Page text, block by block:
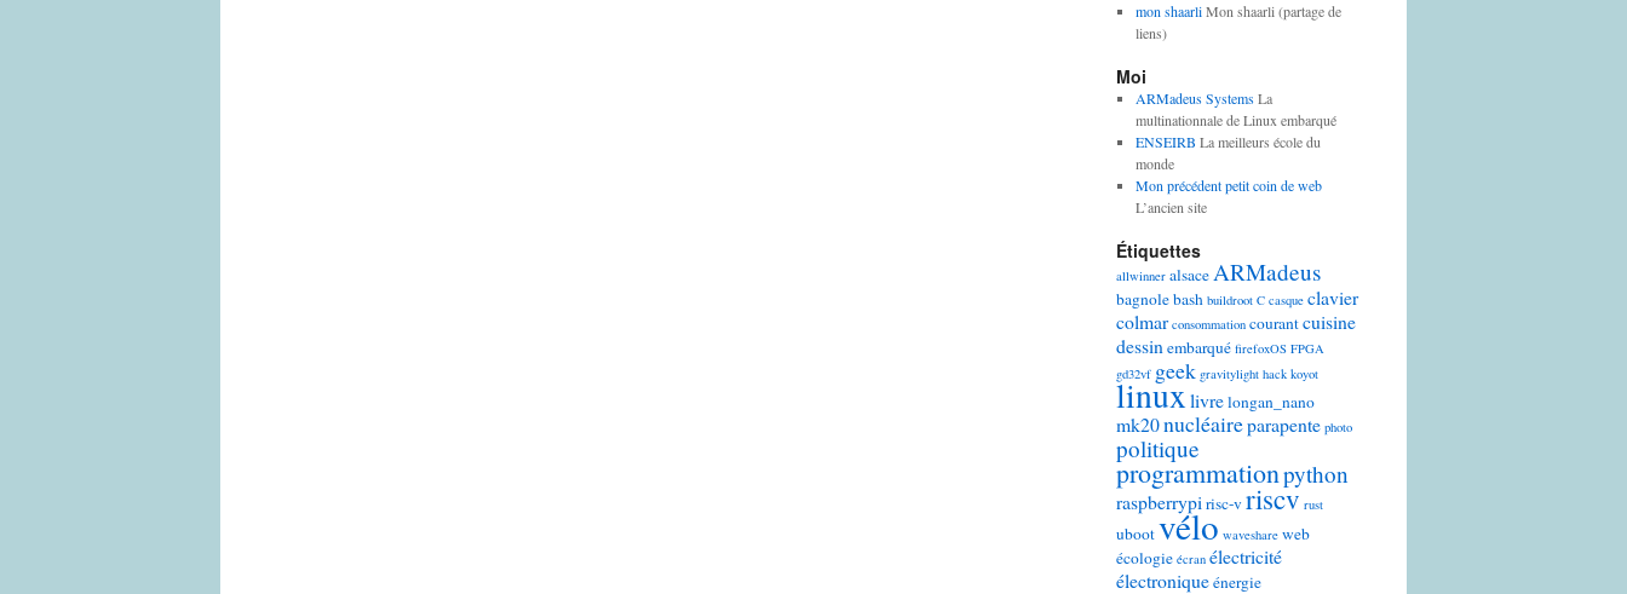
mon shaarliMon shaarli (partage de
liens)
Moi
ARMadeus SystemsLa
multinationnale de Linux embarqué
ENSEIRB La meilleurs école du
monde
Mon précédent petit coin de web
L’ancien site
Étiquettes
allwinner alsaceARMadeus
bagnolebash buildroot C casque clavier
colmar consommation courantcuisine
dessin embarqué firefoxOS FPGA
gd32vf geek gravitylight hack koyot
linuxlivrelongan_nano
mk20nucléaireparapente photo
politique
programmationpython
raspberrypi risc-vriscv rust
ubootvélo waveshare web
écologie écran électricité
électroniqueénergie